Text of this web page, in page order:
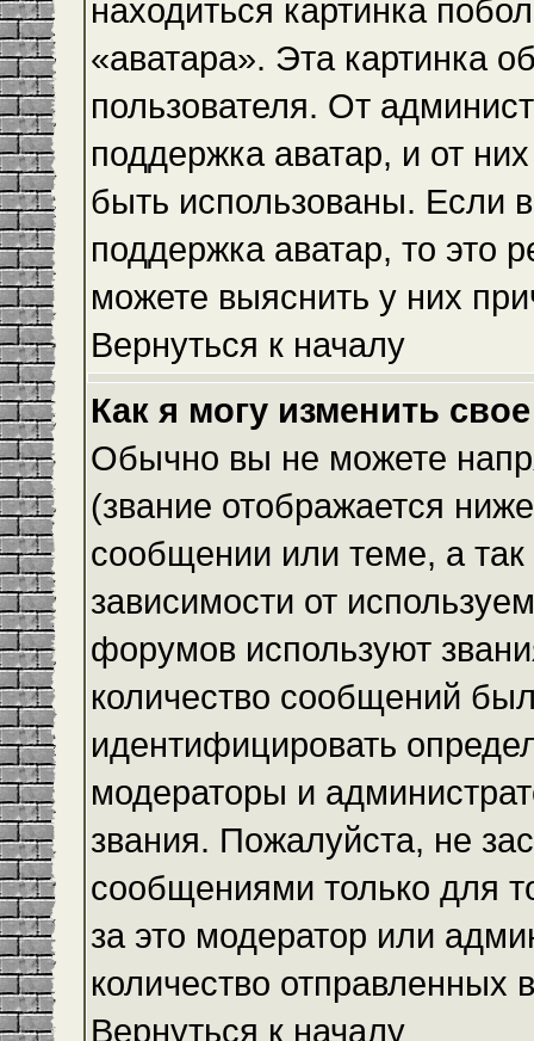
находиться картинка
«аватара». Эта картинка
пользователя. От
поддержка аватар, и от
быть использованы. Если
поддержка аватар, то это
можете выяснить у них
Вернуться к началу
Как я могу изменить
Обычно вы не можете
(звание отображается
сообщении или теме, а
зависимости от
форумов используют
количество сообщений
идентифицировать
модераторы и
звания. Пожалуйста, не
сообщениями только для
за это модератор или
количество
Вернуться к началу